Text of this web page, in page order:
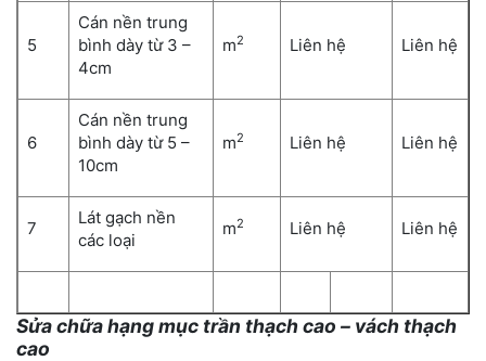
5
Cán nền trung
bình dày từ 3 –
4cm
m2 Liên hệ Liên hệ
6
Cán nền trung
bình dày từ 5 –
10cm
m2 Liên hệ Liên hệ
7
Lát gạch nền
các loại
m2 Liên hệ Liên hệ
Sửa chữa hạng mục trần thạch cao – vách thạch
cao